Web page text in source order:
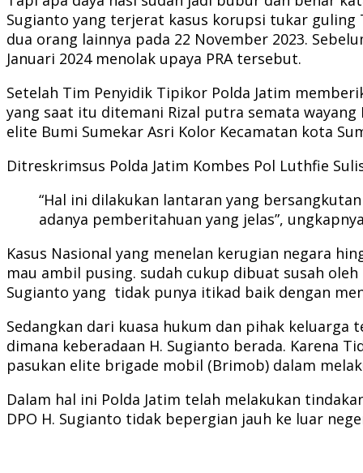
Sugianto yang terjerat kasus korupsi tukar guling
dua orang lainnya pada 22 November 2023.
Januari 2024 menolak upaya PRA tersebut.
Setelah Tim Penyidik Tipikor Polda Jatim
yang saat itu ditemani Rizal putra semata
elite Bumi Sumekar Asri Kolor Kecamatan kota
Ditreskrimsus Polda Jatim Kombes Pol Luthfie
“Hal ini dilakukan lantaran yang
adanya pemberitahuan yang jelas”,
Kasus Nasional yang menelan kerugian negara
mau ambil pusing. sudah cukup dibuat susah
Sugianto yang tidak punya itikad baik dengan
Sedangkan dari kuasa hukum dan pihak
dimana keberadaan H. Sugianto berada. Karena
pasukan elite brigade mobil (Brimob) dalam
Dalam hal ini Polda Jatim telah melakukan
DPO H. Sugianto tidak bepergian jauh ke luar